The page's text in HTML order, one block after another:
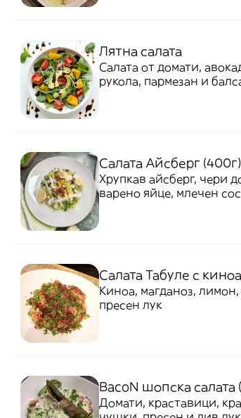
Лятна салата
Салата от домати,
рукола, пармезан и
Салата Айсберг (400г)
Хрупкав айсберг, чери
варено яйце, млечен
Салата Табуле с
Киноа, магданоз,
пресен лук
BacoN шопска салата
Домати, краставици,